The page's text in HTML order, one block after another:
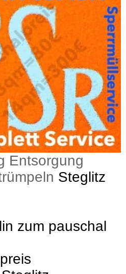
Entsorgung
Steglitz
zum pauschal